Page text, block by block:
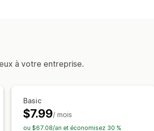
à votre entreprise.
Basic
$7.99/ mois
ou $67.08/an et économisez 30 %